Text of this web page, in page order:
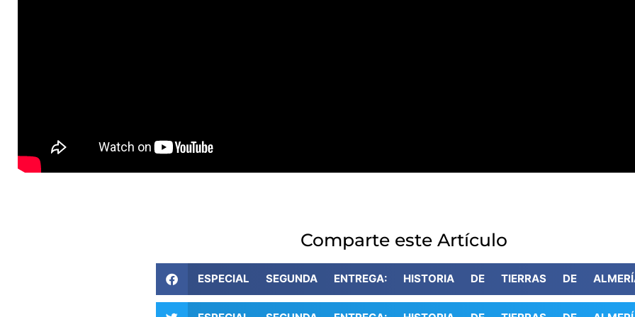
Comparte este Artículo
ESPECIAL SEGUNDA ENTREGA: HISTORIA DE TIERRAS DE